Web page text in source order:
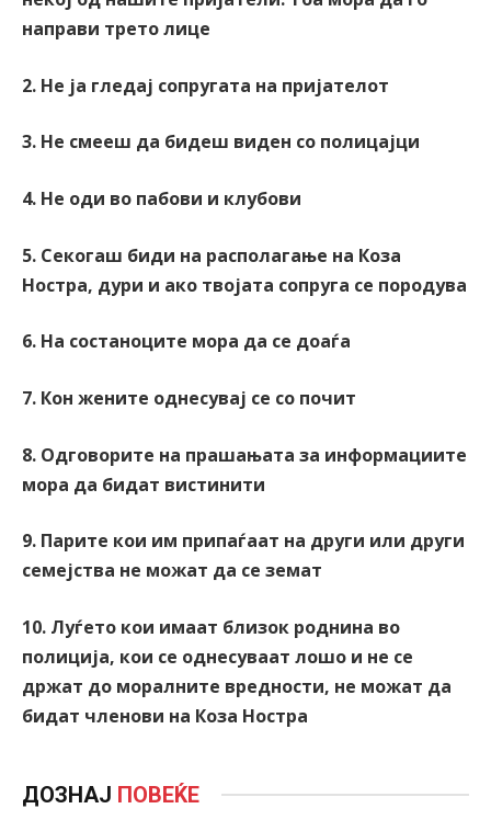
направи трето лице
2. Не ја гледај сопругата на пријателот
3. Не смееш да бидеш виден со полицајци
4. Не оди во пабови и клубови
5. Секогаш биди на располагање на Коза
Ностра, дури и ако твојата сопруга се породува
6. На состаноците мора да се доаѓа
7. Кон жените однесувај се со почит
8. Одговорите на прашањата за информациите
мора да бидат вистинити
9. Парите кои им припаѓаат на други или други
семејства не можат да се земат
10. Луѓето кои имаат близок роднина во
полиција, кои се однесуваат лошо и не се
држат до моралните вредности, не можат да
бидат членови на Коза Ностра
ДОЗНАЈ ПОВЕЌЕ